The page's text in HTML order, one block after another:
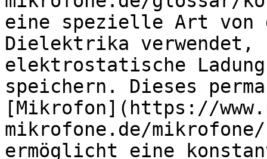
eine spezielle Art von
Dielektrika verwendet,
elektrostatische
speichern. Dieses
[Mikrofon](https://
mikrofone.de/
ermöglicht eine